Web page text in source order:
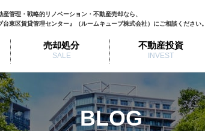
産管理・戦略的リノベーション・不動産売却なら、
台東区賃貸管理センター』（ルームキューブ株式会社）にご相談ください。
売却処分
SALE
不動産投資
INVEST
BLOG